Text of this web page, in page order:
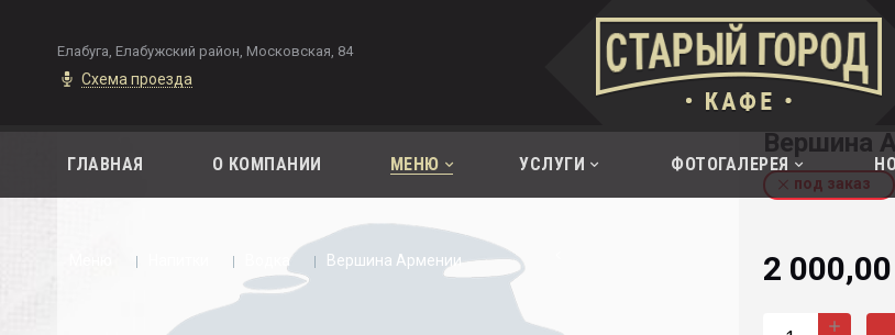
Елабуга, Елабужский район, Московская, 84
Схема проезда
ГЛАВНАЯ О КОМПАНИИ МЕНЮ УСЛУГИ ФОТОГАЛЕРЕЯ
Водка Вершина Армении
Вершина
под заказ
2 000,00